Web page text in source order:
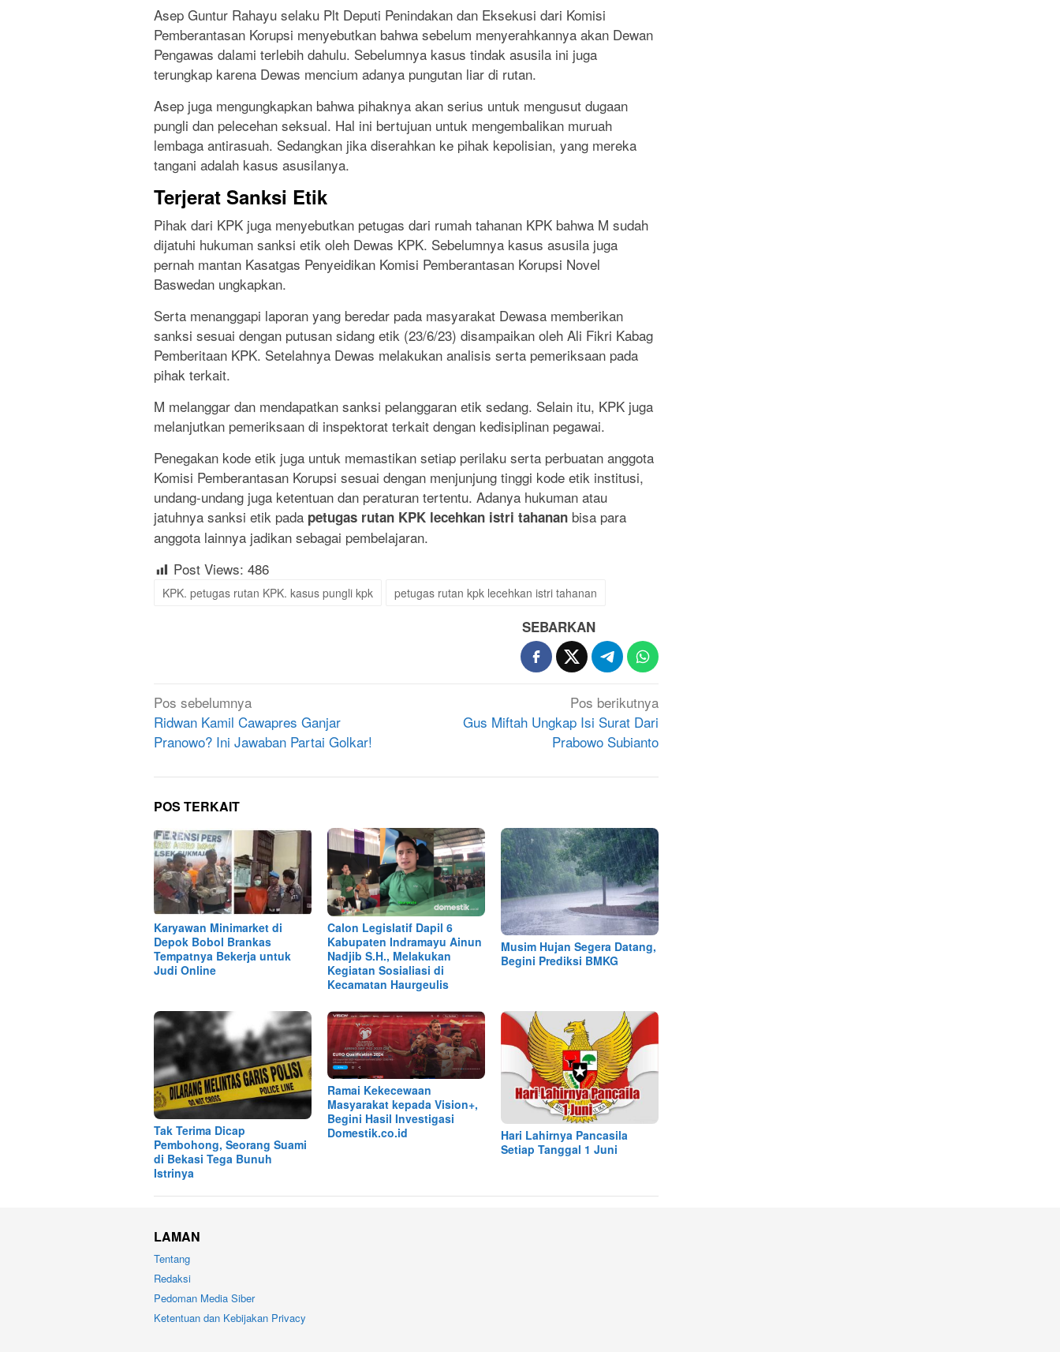
Asep Guntur Rahayu selaku Plt Deputi Penindakan dan Eksekusi dari Komisi
Pemberantasan Korupsi menyebutkan bahwa sebelum menyerahkannya akan Dewan
Pengawas dalami terlebih dahulu. Sebelumnya kasus tindak asusila ini juga
terungkap karena Dewas mencium adanya pungutan liar di rutan.
Asep juga mengungkapkan bahwa pihaknya akan serius untuk mengusut dugaan
pungli dan pelecehan seksual. Hal ini bertujuan untuk mengembalikan muruah
lembaga antirasuah. Sedangkan jika diserahkan ke pihak kepolisian, yang mereka
tangani adalah kasus asusilanya.
Terjerat Sanksi Etik
Pihak dari KPK juga menyebutkan petugas dari rumah tahanan KPK bahwa M sudah
dijatuhi hukuman sanksi etik oleh Dewas KPK. Sebelumnya kasus asusila juga
pernah mantan Kasatgas Penyeidikan Komisi Pemberantasan Korupsi Novel
Baswedan ungkapkan.
Serta menanggapi laporan yang beredar pada masyarakat Dewasa memberikan
sanksi sesuai dengan putusan sidang etik (23/6/23) disampaikan oleh Ali Fikri Kabag
Pemberitaan KPK. Setelahnya Dewas melakukan analisis serta pemeriksaan pada
pihak terkait.
M melanggar dan mendapatkan sanksi pelanggaran etik sedang. Selain itu, KPK juga
melanjutkan pemeriksaan di inspektorat terkait dengan kedisiplinan pegawai.
Penegakan kode etik juga untuk memastikan setiap perilaku serta perbuatan anggota
Komisi Pemberantasan Korupsi sesuai dengan menjunjung tinggi kode etik institusi,
undang-undang juga ketentuan dan peraturan tertentu. Adanya hukuman atau
jatuhnya sanksi etik pada petugas rutan KPK lecehkan istri tahanan bisa para
anggota lainnya jadikan sebagai pembelajaran.
Post Views: 486
KPK. petugas rutan KPK. kasus pungli kpk petugas rutan kpk lecehkan istri tahanan
SEBARKAN
Navigasi
pos
Pos sebelumnya
Ridwan Kamil Cawapres Ganjar
Pranowo? Ini Jawaban Partai Golkar!
Pos berikutnya
Gus Miftah Ungkap Isi Surat Dari
Prabowo Subianto
POS TERKAIT
Karyawan Minimarket di
Depok Bobol Brankas
Tempatnya Bekerja untuk
Judi Online
Calon Legislatif Dapil 6
Kabupaten Indramayu Ainun
Nadjib S.H., Melakukan
Kegiatan Sosialiasi di
Kecamatan Haurgeulis
Musim Hujan Segera Datang,
Begini Prediksi BMKG
Tak Terima Dicap
Pembohong, Seorang Suami
di Bekasi Tega Bunuh
Istrinya
Ramai Kekecewaan
Masyarakat kepada Vision+,
Begini Hasil Investigasi
Domestik.co.id
Hari Lahirnya Pancasila
Setiap Tanggal 1 Juni
LAMAN
Tentang
Redaksi
Pedoman Media Siber
Ketentuan dan Kebijakan Privacy